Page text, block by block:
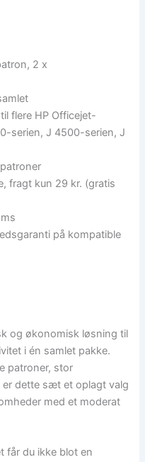
2 x
flere HP Officejet-
serien, J 4500-serien, J
fragt kun 29 kr. (gratis
på kompatible
og økonomisk løsning til
i én samlet pakke.
patroner, stor
dette sæt et oplagt valg
med et moderat
får du ikke blot en